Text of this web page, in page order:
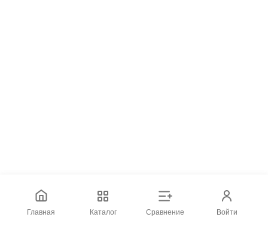
Главная Каталог Сравнение Войти